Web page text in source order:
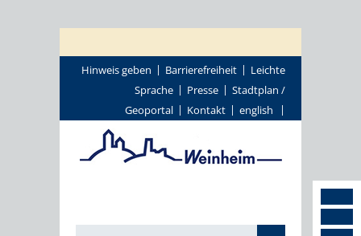
Hinweis geben Barrierefreiheit
Leichte
Sprache
Presse
Stadtplan /
Geoportal
Kontakt english